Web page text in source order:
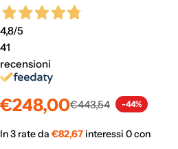
4,8/5
41
recensioni
Prezzo
vendita
€248,00
Prezzo
normale
€443,54 -44%
In 3 rate da €82,67 interessi 0 con